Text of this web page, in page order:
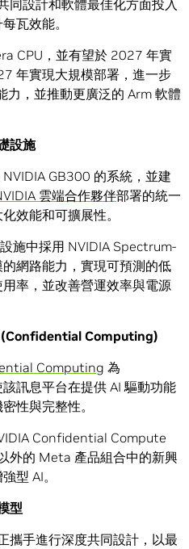
同設計和軟體最佳化方面投入
瓦效能。
CPU，並有望於 2027 年實
年實現大規模部署，進一步
力，並推動更廣泛的 Arm 軟體
設施
GB300 的系統，並建
雲端合作夥伴部署的統一
效能和可擴展性。
施中採用 NVIDIA Spectrum-
網路能力，實現可預測的低
率，並改善營運效率與電源
(Confidential Computing)
Computing 為
訊息平台在提供 AI 驅動功能
性與完整性。
Confidential Compute
外的 Meta 產品組合中的新興
型 AI。
型
攜手進行深度共同設計，以最